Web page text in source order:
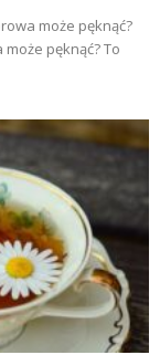
może pęknąć?
pęknąć? To